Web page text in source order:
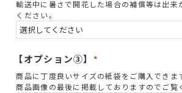
須
)
輸送中に暑さで開花した場合の補償等は出来
ください。
【オプション③】
(
必
商品に丁度良いサイズの紙袋をご購入できま
商品画像の最後に掲載しておりますのでご覧